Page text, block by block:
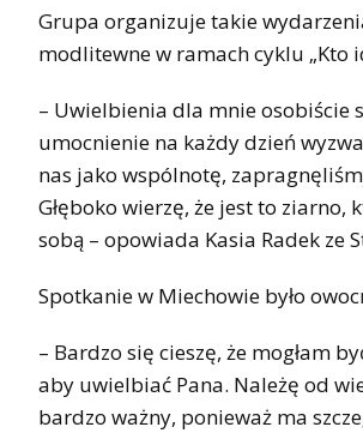
Grupa organizuje takie
modlitewne w ramach cyklu „Kto
– Uwielbienia dla mnie osobiście
umocnienie na każdy dzień
nas jako wspólnotę,
Głęboko wierzę, że jest to
sobą – opowiada Kasia Radek ze
Spotkanie w Miechowie było
– Bardzo się cieszę, że mogłam
aby uwielbiać Pana. Należę od
bardzo ważny, ponieważ ma